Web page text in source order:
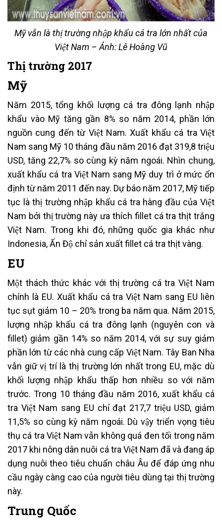
Mỹ vẫn là thị trường nhập khẩu cá tra lớn nhất của
Việt Nam – Ảnh: Lê Hoàng Vũ
Thị trường 2017
Mỹ
Năm 2015, tổng khối lượng cá tra đông lạnh nhập
khẩu vào Mỹ tăng gần 8% so năm 2014, phần lớn
nguồn cung đến từ Việt Nam. Xuất khẩu cá tra Việt
Nam sang Mỹ 10 tháng đầu năm 2016 đạt 319,8 triệu
USD, tăng 22,7% so cùng kỳ năm ngoái. Nhìn chung,
xuất khẩu cá tra Việt Nam sang Mỹ duy trì ở mức ổn
định từ năm 2011 đến nay. Dự báo năm 2017, Mỹ tiếp
tục là thị trường nhập khẩu cá tra hàng đầu của Việt
Nam bởi thị trường này ưa thích fillet cá tra thịt trắng
Việt Nam. Trong khi đó, những quốc gia khác như
Indonesia, Ấn Độ chỉ sản xuất fillet cá tra thịt vàng.
EU
Một thách thức khác với thị trường cá tra Việt Nam
chính là EU. Xuất khẩu cá tra Việt Nam sang EU liên
tục sụt giảm 10 – 20% trong ba năm qua. Năm 2015,
lượng nhập khẩu cá tra đông lạnh (nguyên con và
fillet) giảm gần 14% so năm 2014, với sự suy giảm
phần lớn từ các nhà cung cấp Việt Nam. Tây Ban Nha
vẫn giữ vị trí là thị trường lớn nhất trong EU, mặc dù
khối lượng nhập khẩu thấp hơn nhiều so với năm
trước. Trong 10 tháng đầu năm 2016, xuất khẩu cá
tra Việt Nam sang EU chỉ đạt 217,7 triệu USD, giảm
11,5% so cùng kỳ năm ngoái. Dù vậy triển vọng tiêu
thụ cá tra Việt Nam vẫn không quá đen tối trong năm
2017 khi nông dân nuôi cá tra Việt Nam đã và đang áp
dụng nuôi theo tiêu chuẩn châu Âu để đáp ứng nhu
cầu ngày càng cao của người tiêu dùng tại thị trường
này.
Trung Quốc